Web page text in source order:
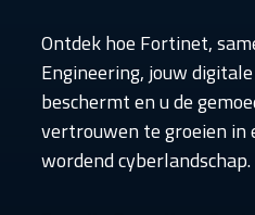
Ontdek hoe Fortinet,
Engineering, jouw
beschermt en u de
vertrouwen te groeien in
wordend cyberlandschap.